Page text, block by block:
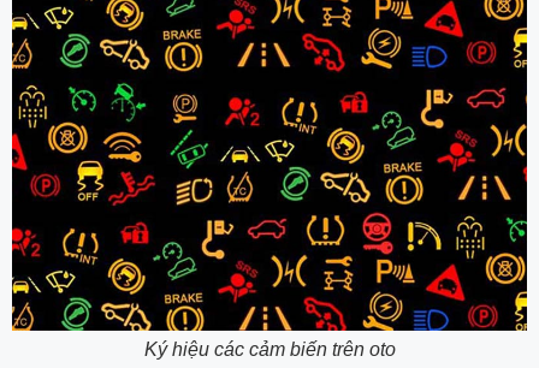
Ký hiệu các cảm biến trên oto